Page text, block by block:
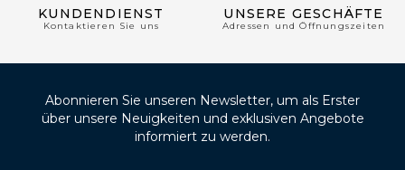
KUNDENDIENST
Kontaktieren Sie uns
UNSERE GESCHÄFTE
Adressen und Öffnungszeiten
Abonnieren Sie unseren Newsletter, um als Erster
über unsere Neuigkeiten und exklusiven Angebote
informiert zu werden.